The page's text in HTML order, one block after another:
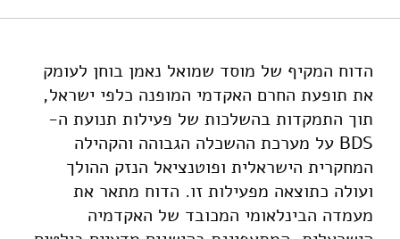
final-report
הדוח המקיף של מוסד שמואל נאמן בוחן לעומק
את תופעת החרם האקדמי המופנה כלפי ישראל,
תוך התמקדות בהשלכות של פעילות תנועת ה-
BDS על מערכת ההשכלה הגבוהה והקהילה
המחקרית הישראלית ופוטנציאל הנזק ההולך
ועולה כתוצאה מפעילות זו. הדוח מתאר את
מעמדה הבינלאומי המכובד של האקדמיה